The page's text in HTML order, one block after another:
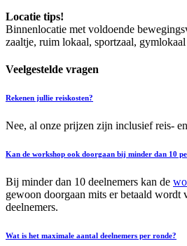
Locatie tips!
Binnenlocatie met voldoende
zaaltje, ruim lokaal, sportzaal,
Veelgestelde vragen
Rekenen jullie reiskosten?
Nee, al onze prijzen zijn inclusief reis-
Kan de workshop ook doorgaan bij minder dan 10
Bij minder dan 10 deelnemers kan de
gewoon doorgaan mits er betaald wordt
deelnemers.
Wat is het maximale aantal deelnemers per ronde?